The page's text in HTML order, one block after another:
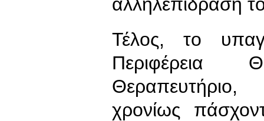
αλληλεπίδρασή
Τέλος, το
Περιφέρεια
χρονίως